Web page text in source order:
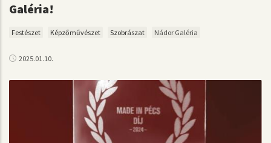
Galéria!
Festészet Képzőművészet Szobrászat Nádor Galéria
2025.01.10.